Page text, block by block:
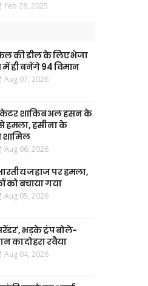
Feb 28, 2025
की डील के लिए भेजा
में ही बनेंगे 94 विमान
Aug 07, 2026
शाकिब अल हसन के
हमला, हसीना के
शामिल
Aug 06, 2026
जहाज पर हमला,
को बचाया गया
Aug 05, 2026
भड़के ट्रंप बोले-
का दोहरा रवैया
Aug 04, 2026